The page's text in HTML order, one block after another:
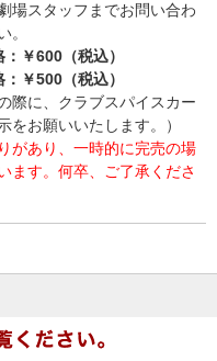
場スタッフまでお問い合わ
。
￥600（税込）
￥500（税込）
際に、クラブスパイスカー
をお願いいたします。）
があり、一時的に完売の場
ます。何卒、ご了承くださ